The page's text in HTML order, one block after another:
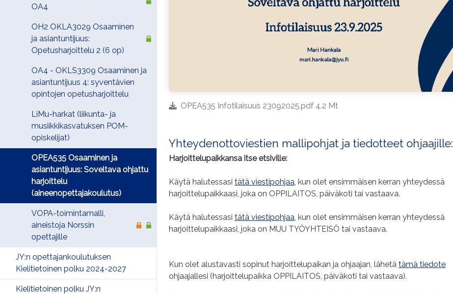
OPEA535 Infotilaisuus 23092025.pdf 4.2 Mt
Yhteydenottoviestien mallipohjat ja tiedotteet ohjaajille:
Harjoittelupaikkansa itse etsiville:
Käytä halutessasi tätä viestipohjaa , kun olet ensimmäisen kerran yhteydessä
harjoittelupaikkaasi, joka on OPPILAITOS, päiväkoti tai vastaava.
Käytä halutessasi tätä viestipohjaa , kun olet ensimmäisen kerran yhteydessä
harjoittelupaikkaasi, joka on MUU TYÖYHTEISÖ tai vastaava.
Kun olet alustavasti sopinut harjoittelupaikan ja ohjaajan, lähetä tämä tiedote
ohjaajallesi (harjoittelupaikka OPPILAITOS, päiväkoti tai vastaava).
OA4
OH2 OKLA3029 Osaaminen
ja asiantuntijuus:
Opetusharjoittelu 2 (6 op)
OA4 - OKLS3309 Osaaminen ja
asiantuntijuus 4: syventävien
opintojen opetusharjoittelu
LiMu-harkat (liikunta- ja
musiikkikasvatuksen POM-
opiskelijat)
OPEA535 Osaaminen ja
asiantuntijuus: Soveltava ohjattu
harjoittelu
(aineenopettajakoulutus)
VOPA-toimintamalli,
aineistoja Norssin
opettajille
JY:n opettajankoulutuksen
Kielitietoinen polku 2024-2027
Kielitietoinen polku JY:n